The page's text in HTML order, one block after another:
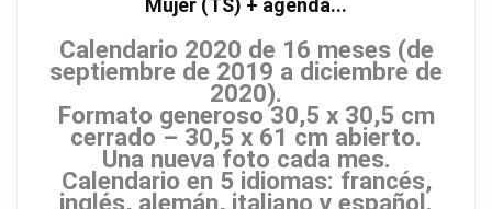
Mujer (TS) + agenda...
Calendario 2020 de 16 meses (de
septiembre de 2019 a diciembre de
2020).
Formato generoso 30,5 x 30,5 cm
cerrado – 30,5 x 61 cm abierto.
Una nueva foto cada mes.
Calendario en 5 idiomas: francés,
inglés, alemán, italiano y español.